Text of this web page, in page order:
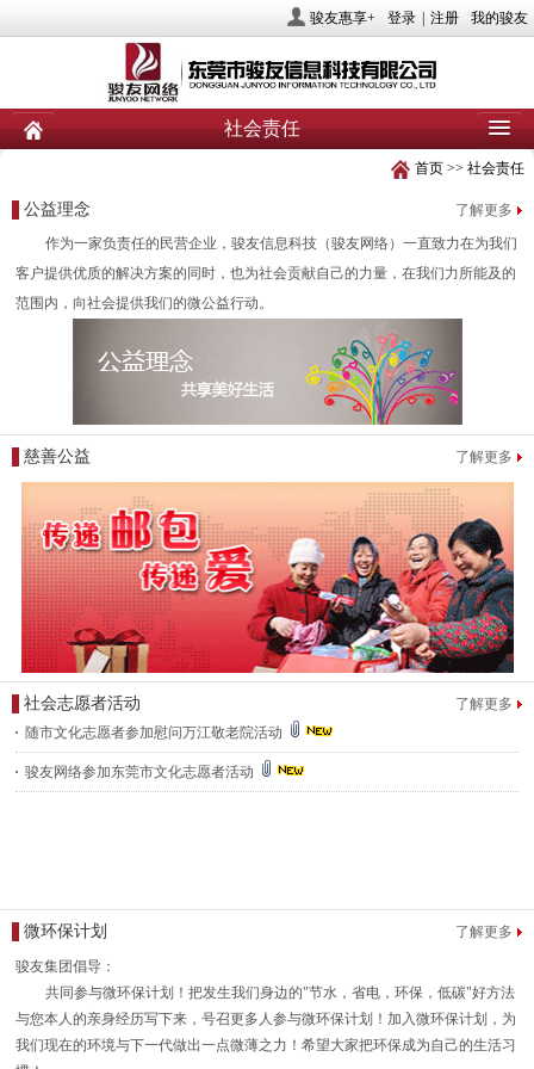
骏友惠享+ 登录 注册 我的骏友
社会责任
新闻
人力资源 投资者关系 联系我们
首页 >> 社会责任
公益理念
了解更多
作为一家负责任的民营企业，骏友信息科技（骏友网络）一直致力在为我们
客户提供优质的解决方案的同时，也为社会贡献自己的力量，在我们力所能及的
范围内，向社会提供我们的微公益行动。
慈善公益 了解更多
社会志愿者活动
了解更多
随市文化志愿者参加慰问万江敬老院活动
骏友网络参加东莞市文化志愿者活动
微环保计划 了解更多
骏友集团倡导：
共同参与微环保计划！把发生我们身边的"节水，省电，环保，低碳"好方法
与您本人的亲身经历写下来，号召更多人参与微环保计划！加入微环保计划，为
我们现在的环境与下一代做出一点微薄之力！希望大家把环保成为自己的生活习